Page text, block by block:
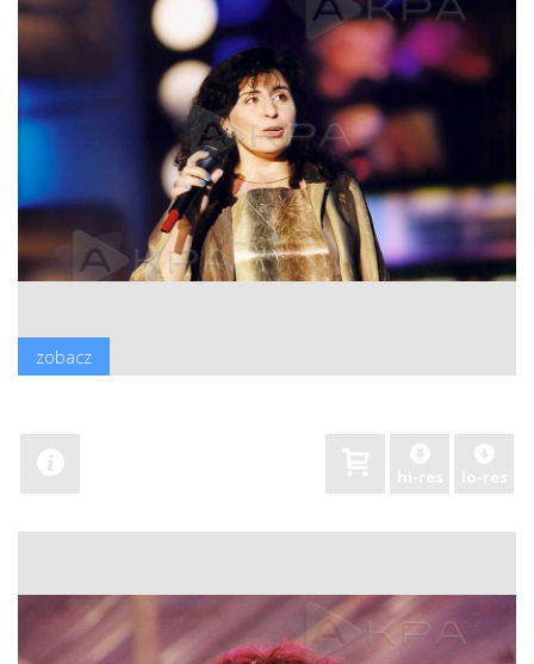
zobacz
hi-res lo-res